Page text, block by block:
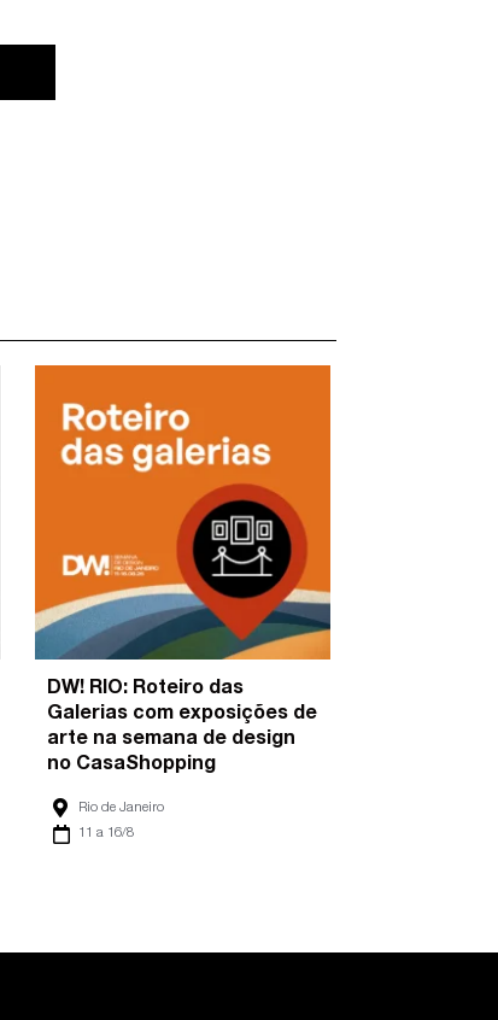
DW! RIO: Roteiro das
Galerias com exposições de
arte na semana de design
no CasaShopping
Rio de Janeiro
11 a 16/8